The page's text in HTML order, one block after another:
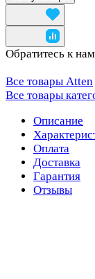
Обратитесь к
Все товары Atten
Все товары
Описание
Оплата
Доставка
Гарантия
Отзывы